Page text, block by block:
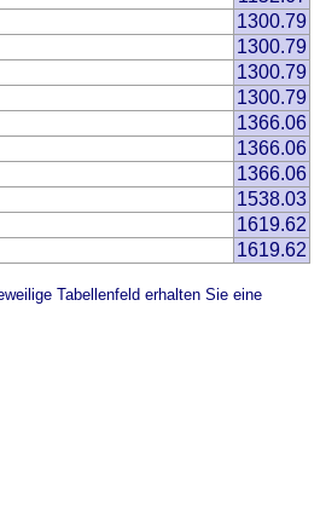
1300.79
1300.79
1300.79
1300.79
1366.06
1366.06
1366.06
1538.03
1619.62
1619.62
Tabellenfeld erhalten Sie eine